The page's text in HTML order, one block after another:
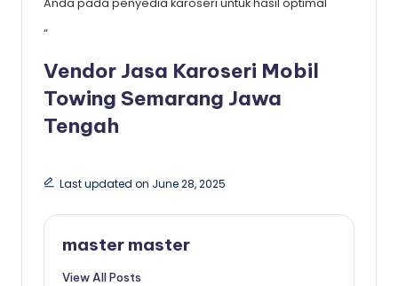
Anda pada penyedia karoseri untuk hasil optimal
“
Vendor Jasa Karoseri Mobil
Towing Semarang Jawa
Tengah
Last updated on June 28, 2025
master master
View All Posts